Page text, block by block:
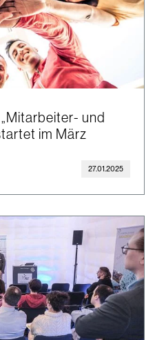
und
im März
27.01.2025